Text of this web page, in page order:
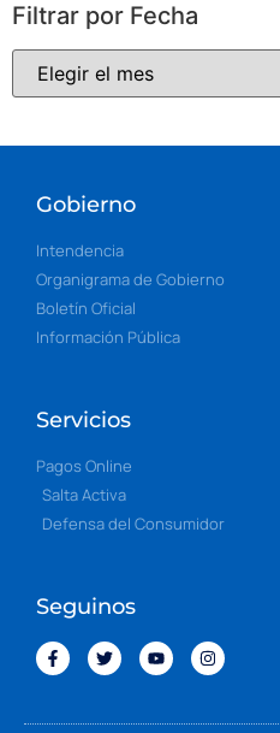
Filtrar por Fecha
Gobierno
Intendencia
Organigrama de Gobierno
Boletín Oficial
Información Pública
Servicios
Pagos Online
Salta Activa
Defensa del Consumidor
Seguinos